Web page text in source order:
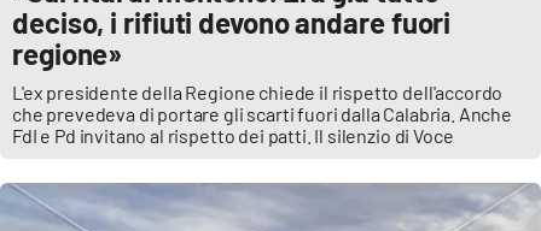
deciso, i rifiuti devono andare fuori
regione»
L'ex presidente della Regione chiede il rispetto dell'accordo
che prevedeva di portare gli scarti fuori dalla Calabria. Anche
FdI e Pd invitano al rispetto dei patti. Il silenzio di Voce